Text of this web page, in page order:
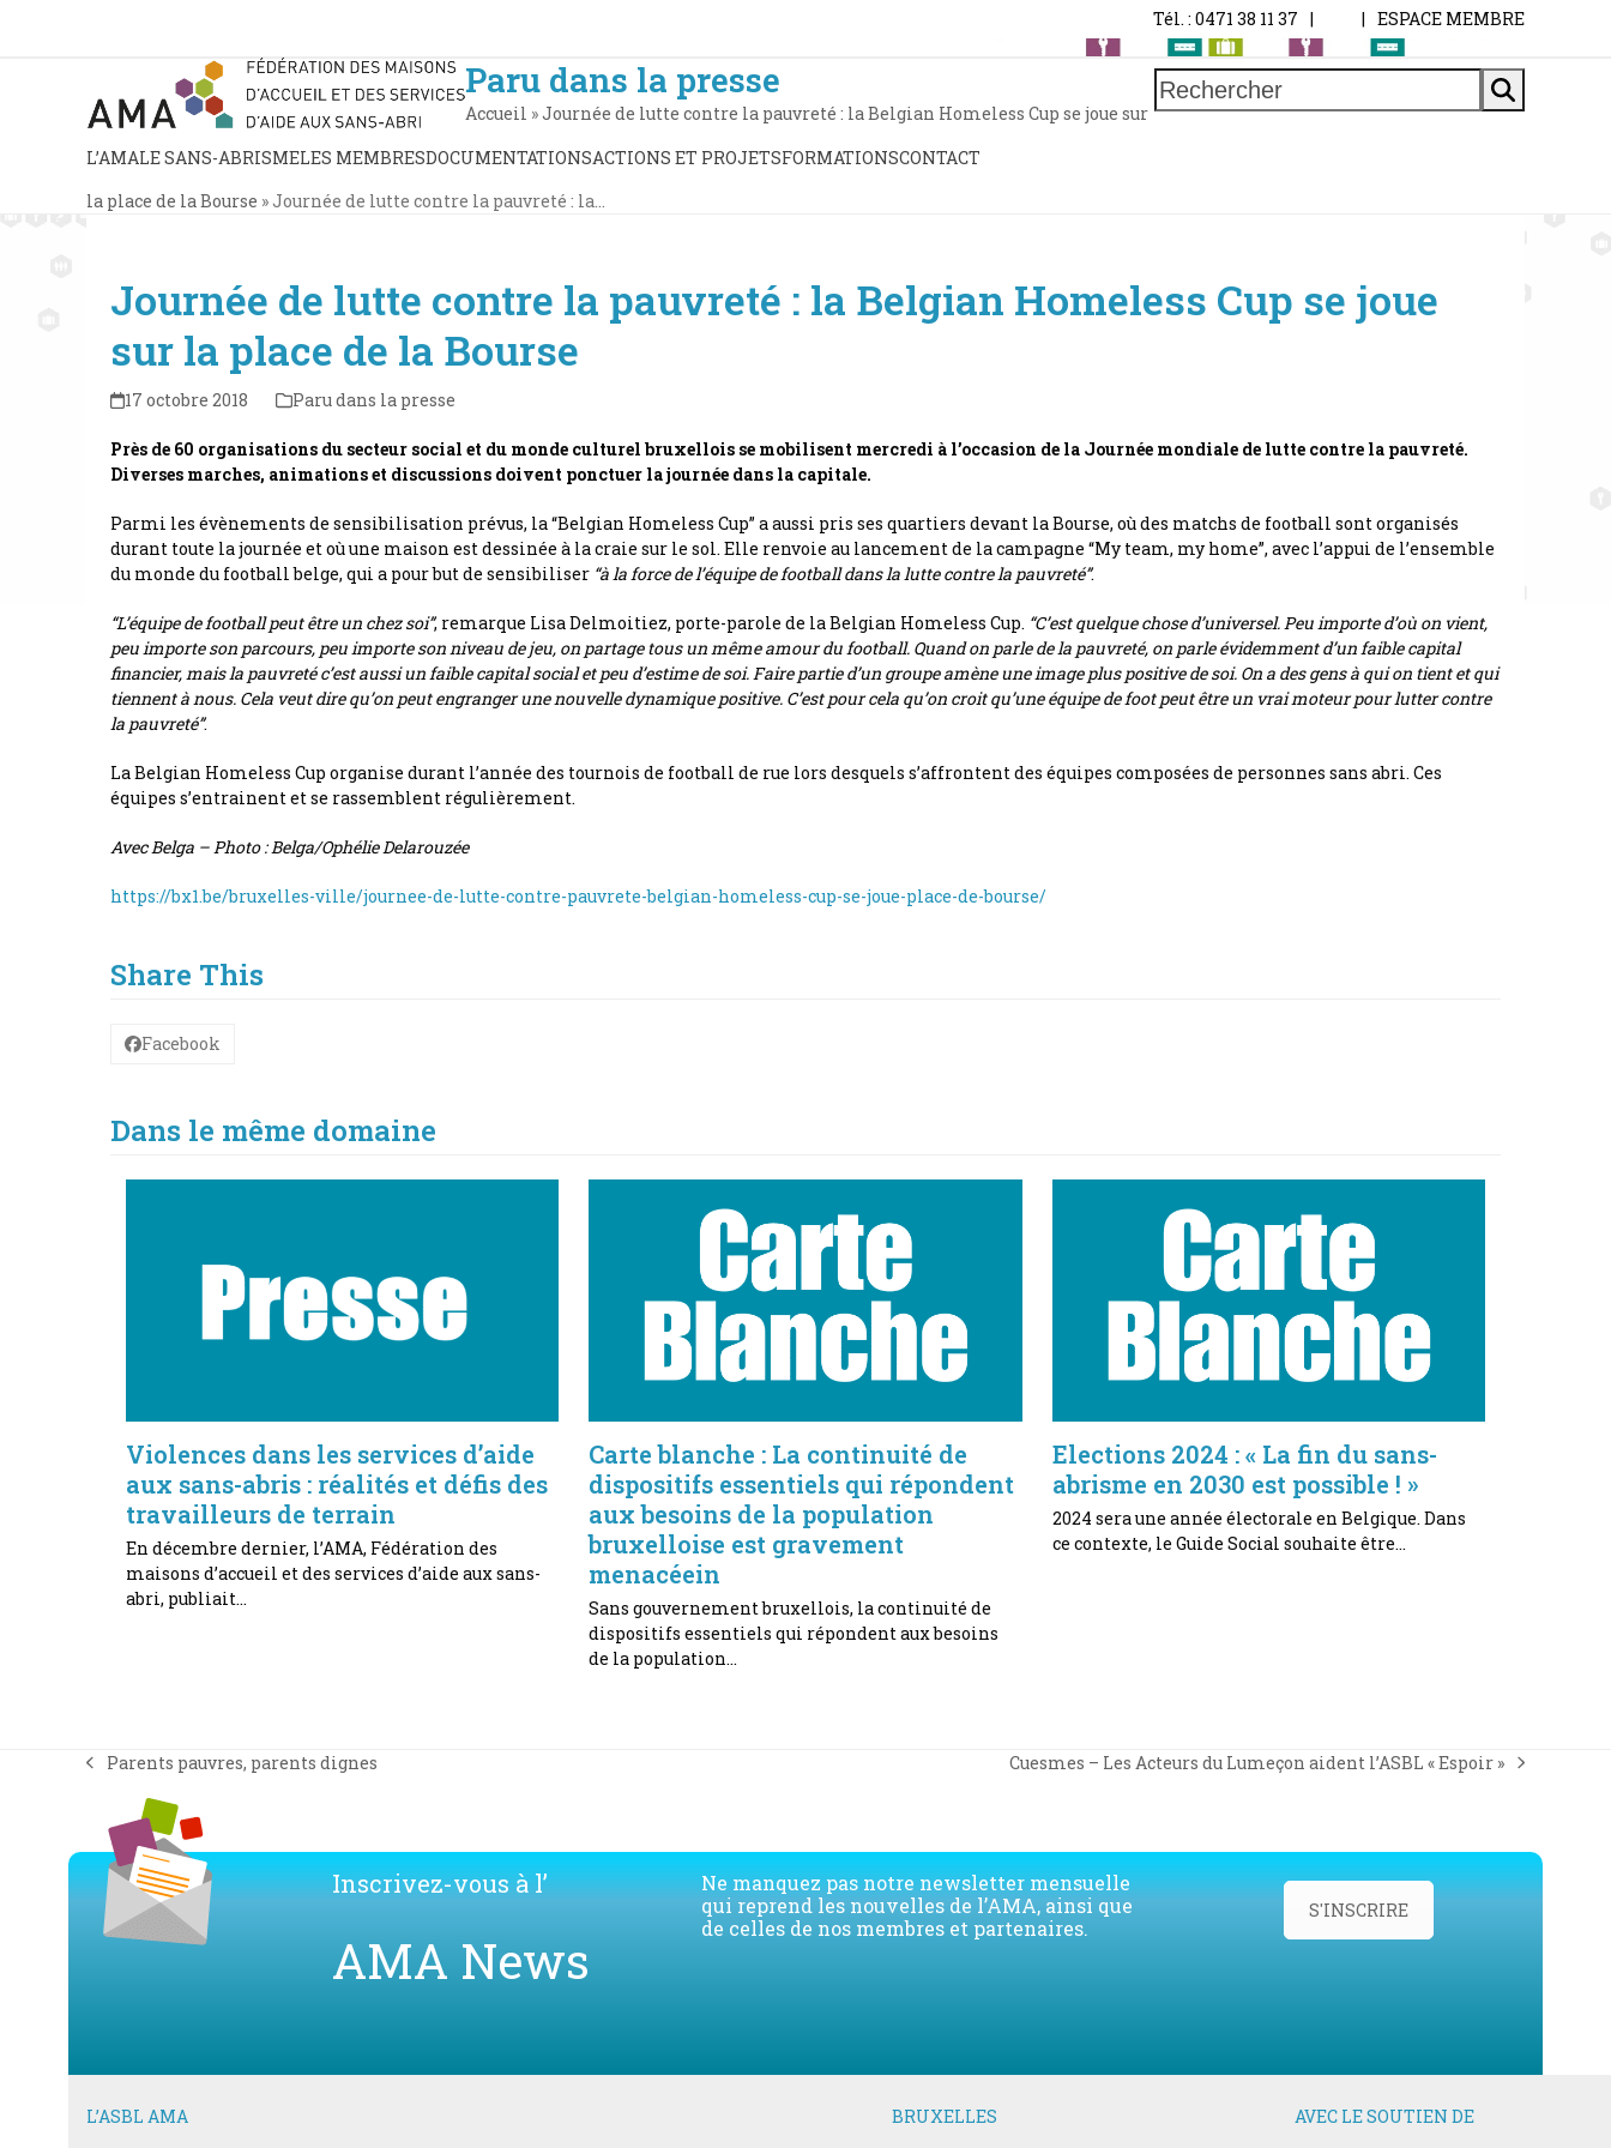
Tél. : 0471 38 11 37 | | ESPACE MEMBRE
Rechercher
L’AMALE SANS-ABRISMELES MEMBRESDOCUMENTATIONSACTIONS ET PROJETSFORMATIONSCONTACT
Paru dans la presse
Accueil »Journée de lutte contre la pauvreté : la Belgian Homeless Cup se joue sur
la place de la Bourse »Journée de lutte contre la pauvreté : la…
Journée de lutte contre la pauvreté : la Belgian Homeless Cup se joue
sur la place de la Bourse
17 octobre 2018 Paru dans la presse
Près de 60 organisations du secteur social et du monde culturel bruxellois se mobilisent mercredi à l’occasion de la Journée mondiale de lutte contre la pauvreté.
Diverses marches, animations et discussions doivent ponctuer la journée dans la capitale.
Parmi les évènements de sensibilisation prévus, la “Belgian Homeless Cup” a aussi pris ses quartiers devant la Bourse, où des matchs de football sont organisés
durant toute la journée et où une maison est dessinée à la craie sur le sol. Elle renvoie au lancement de la campagne “My team, my home”, avec l’appui de l’ensemble
du monde du football belge, qui a pour but de sensibiliser “à la force de l’équipe de football dans la lutte contre la pauvreté”.
“L’équipe de football peut être un chez soi”, remarque Lisa Delmoitiez, porte-parole de la Belgian Homeless Cup. “C’est quelque chose d’universel. Peu importe d’où on vient,
peu importe son parcours, peu importe son niveau de jeu, on partage tous un même amour du football. Quand on parle de la pauvreté, on parle évidemment d’un faible capital
financier, mais la pauvreté c’est aussi un faible capital social et peu d’estime de soi. Faire partie d’un groupe amène une image plus positive de soi. On a des gens à qui on tient et qui
tiennent à nous. Cela veut dire qu’on peut engranger une nouvelle dynamique positive. C’est pour cela qu’on croit qu’une équipe de foot peut être un vrai moteur pour lutter contre
la pauvreté”.
La Belgian Homeless Cup organise durant l’année des tournois de football de rue lors desquels s’affrontent des équipes composées de personnes sans abri. Ces
équipes s’entrainent et se rassemblent régulièrement.
Avec Belga – Photo : Belga/Ophélie Delarouzée
https://bx1.be/bruxelles-ville/journee-de-lutte-contre-pauvrete-belgian-homeless-cup-se-joue-place-de-bourse/
Share This
Facebook
Dans le même domaine
Violences dans les services d’aide
aux sans-abris : réalités et défis des
travailleurs de terrain
En décembre dernier, l’AMA, Fédération des
maisons d’accueil et des services d’aide aux sans-
abri, publiait…
Carte blanche : La continuité de
dispositifs essentiels qui répondent
aux besoins de la population
bruxelloise est gravement
menacéein
Sans gouvernement bruxellois, la continuité de
dispositifs essentiels qui répondent aux besoins
de la population…
Elections 2024 : « La fin du sans-
abrisme en 2030 est possible ! »
2024 sera une année électorale en Belgique. Dans
ce contexte, le Guide Social souhaite être…
previous
Parents pauvres, parents dignes
next
Cuesmes – Les Acteurs du Lumeçon aident l’ASBL « Espoir »
Inscrivez-vous à l’
AMA News
Ne manquez pas notre newsletter mensuelle
qui reprend les nouvelles de l’AMA, ainsi que
de celles de nos membres et partenaires.
S'INSCRIRE
L’ASBL AMA BRUXELLES AVEC LE SOUTIEN DE